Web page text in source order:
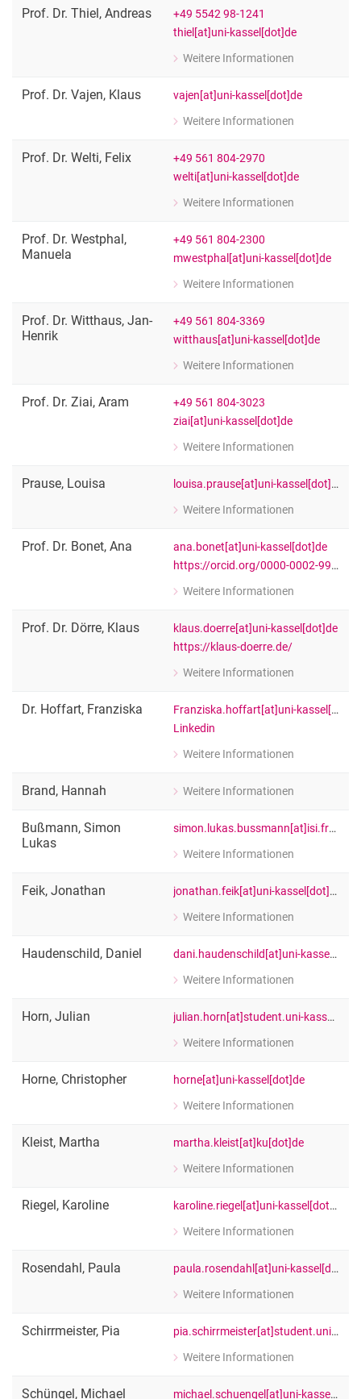
Prof. Dr. Thiel , Andreas
+49 5542 98-1241
thiel[at]uni-kassel[dot]de
Weitere Informationen
zu Prof. Dr. Andreas Thiel
Prof. Dr. Vajen, Klaus
vajen[at]uni-kassel[dot]de
Weitere Informationen
zu Prof. Dr. Klaus Vajen
Prof. Dr. Welti, Felix
+49 561 804-2970
welti[at]uni-kassel[dot]de
Weitere Informationen
zu Prof. Dr. Felix Welti
Prof. Dr. Westphal ,
Manuela
+49 561 804-2300
mwestphal[at]uni-kassel[dot]de
Weitere Informationen
zu Prof. Dr. Manuela Westphal
Prof. Dr. Witthaus, Jan-
Henrik
+49 561 804-3369
witthaus[at]uni-kassel[dot]de
Weitere Informationen
zu Prof. Dr. Jan-Henrik Witthaus
Prof. Dr. Ziai, Aram
+49 561 804-3023
ziai[at]uni-kassel[dot]de
Weitere Informationen
zu Prof. Dr. Aram Ziai
Prause, Louisa
louisa.prause[at]uni-kassel[dot]de
Weitere Informationen
zu Louisa Prause
Prof. Dr. Bonet, Ana
ana.bonet[at]uni-kassel[dot]de
https://orcid.org/0000-0002-9991-5475
Weitere Informationen
zu Prof. Dr. Ana Bonet
Prof. Dr. Dörre, Klaus
klaus.doerre[at]uni-kassel[dot]de
https://klaus-doerre.de/
Weitere Informationen
zu Prof. Dr. Klaus Dörre
Dr. Hoffart, Franziska
Franziska.hoffart[at]uni-kassel[dot]de
Linkedin
Weitere Informationen
zu Dr. Franziska Hoffart
Brand, Hannah Weitere Informationen
zu Hannah Brand
Bußmann, Simon
Lukas
simon.lukas.bussmann[at]isi.fraunhofer[dot]de
Weitere Informationen
zu Simon Lukas Bußmann
Feik, Jonathan
jonathan.feik[at]uni-kassel[dot]de
Weitere Informationen
zu Jonathan Feik
Haudenschild, Daniel
dani.haudenschild[at]uni-kassel[dot]de
Weitere Informationen
zu Daniel Haudenschild
Horn, Julian
julian.horn[at]student.uni-kassel[dot]de
Weitere Informationen
zu Julian Horn
Horne, Christopher
horne[at]uni-kassel[dot]de
Weitere Informationen
zu Christopher Horne
Kleist, Martha
martha.kleist[at]ku[dot]de
Weitere Informationen
zu Martha Kleist
Riegel , Karoline
karoline.riegel[at]uni-kassel[dot]de
Weitere Informationen
zu Karoline Riegel
Rosendahl , Paula
paula.rosendahl[at]uni-kassel[dot]de
Weitere Informationen
zu Paula Rosendahl
Schirrmeister, Pia
pia.schirrmeister[at]student.uni-kassel[dot]de
Weitere Informationen
zu Pia Schirrmeister
Schüngel , Michael michael.schuengel[at]uni-kassel[dot]de